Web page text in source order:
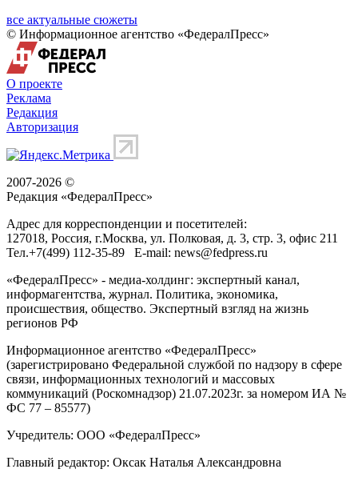
все актуальные сюжеты
© Информационное агентство «ФедералПресс»
О проекте
Реклама
Редакция
Авторизация
2007-2026 ©
Редакция «ФедералПресс»
Адрес для корреспонденции и посетителей:
127018, Россия, г.Москва, ул. Полковая, д. 3, стр. 3, офис 211
Тел.+7(499) 112-35-89 E-mail: news@fedpress.ru
«ФедералПресс» - медиа-холдинг: экспертный канал,
информагентства, журнал. Политика, экономика,
происшествия, общество. Экспертный взгляд на жизнь
регионов РФ
Информационное агентство «ФедералПресс»
(зарегистрировано Федеральной службой по надзору в сфере
связи, информационных технологий и массовых
коммуникаций (Роскомнадзор) 21.07.2023г. за номером ИА №
ФС 77 – 85577)
Учредитель: ООО «ФедералПресс»
Главный редактор: Оксак Наталья Александровна